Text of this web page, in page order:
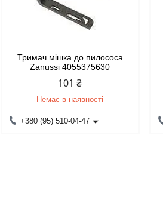
Тримач мішка до пилососа
Zanussi 4055375630
101 ₴
Немає в наявності
+380 (95) 510-04-47